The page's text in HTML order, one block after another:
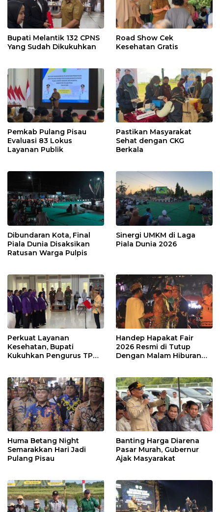
Bupati Melantik 132 CPNS
Yang Sudah Dikukuhkan
Road Show Cek
Kesehatan Gratis
Pemkab Pulang Pisau
Evaluasi 83 Lokus
Layanan Publik
Pastikan Masyarakat
Sehat dengan CKG
Berkala
Dibundaran Kota, Final
Piala Dunia Disaksikan
Ratusan Warga Pulpis
Sinergi UMKM di Laga
Piala Dunia 2026
Perkuat Layanan
Kesehatan, Bupati
Kukuhkan Pengurus TP
Handep Hapakat Fair
2026 Resmi di Tutup
Dengan Malam Hiburan
Huma Betang Night
Semarakkan Hari Jadi
Pulang Pisau
Banting Harga Diarena
Pasar Murah, Gubernur
Ajak Masyarakat